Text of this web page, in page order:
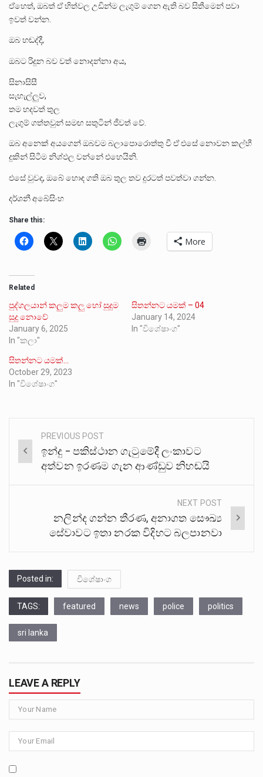
ඒහෙත්, ඔබත් ඒ හිත්වල උඩින්ම ලැගුම් ගෙන ඇති බව සිතීමෙන් පවා
ඉවත් වන්න.
ඔබ හඬද්දී,
ඔබට රිදුන බව වත් නොදන්නා අය,
සිනාසිසී
සැහැල්ලුව,
තම හදවත් තුල
ලැගුම් ගත්තවුන් සමඟ සතුටින් ජීවත් වේ.
ඔබ අනෙක් අයගෙන් ඔබවම බලාපොරොත්තු වී ඒ එසේ නොවන කල්හී
දුකින් සිටීම නිශ්ඵල වන්නේ එහෙයිනි.
එසේ වුවද, ඔබේ හොඳ ගති ඔබ තුල තව දුරටත් පවත්වා ගන්න.
දර්ශනී අබේසිංහ
Share this:
More
Related
පුද්ගලයාන් කලුම කලු හෝ සුදුම
සුදු නොවේ
January 6, 2025
In "කලා"
සිතන්නට යමක් – 04
January 14, 2024
In "විශේෂාංග"
සිතන්නට යමක්…
October 29, 2023
In "විශේෂාංග"
Post
navigation
PREVIOUS POST
ඉන්දු – පකිස්ථාන ගැටුමේදී ලංකාවට
අත්වන ඉරණම ගැන ආණ්ඩුව නිහඬයි
NEXT POST
නලින්ද ගන්න තීරණ, අනාගත සෞඛ්‍ය
සේවාවට ඉතා නරක විදිහට බලපානවා
Posted in: විශේෂාංග
TAGS: featured news police politics
sri lanka
LEAVE A REPLY